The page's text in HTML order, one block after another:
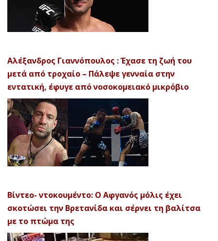
Αλέξανδρος Γιαννόπουλος : Έχασε τη ζωή του
μετά από τροχαίο – Πάλεψε γενναία στην
εντατική, έφυγε από νοσοκομειακό μικρόβιο
Βίντεο- ντοκουμέντο: Ο Αφγανός μόλις έχει
σκοτώσει την Βρετανίδα και σέρνει τη βαλίτσα
με το πτώμα της